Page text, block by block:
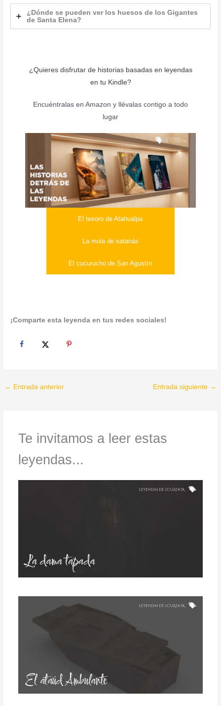
¿Dónde se pueden ver los huesos de los Gigantes
de Santa Elena?
¿Quieres disfrutar de historias basadas en leyendas
en tu Kindle?
Encuéntralas en Amazon y llévalas contigo a todo
lugar
El tesoro de Atahualpa
La mula de satanás
El cucurucho de San Agustín
¡Comparte esta leyenda en tus redes sociales!
← Entrada anterior Entrada siguiente →
Te invitamos a leer estas
leyendas...